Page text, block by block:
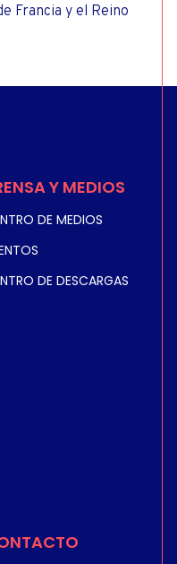
Francia y el Reino
Y MEDIOS
DE MEDIOS
DE DESCARGAS